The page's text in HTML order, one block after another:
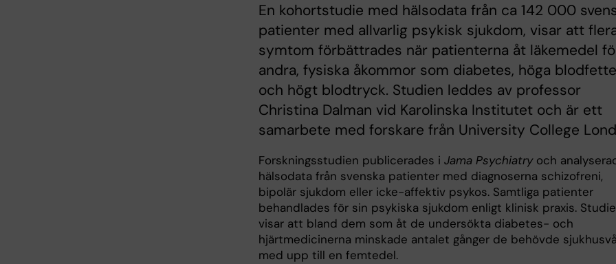
En kohortstudie med hälsodata från ca 142 000
patienter med allvarlig psykisk sjukdom, visar att
symtom förbättrades när patienterna åt läkemedel
andra, fysiska åkommor som diabetes, höga
och högt blodtryck. Studien leddes av professor
Christina Dalman vid Karolinska Institutet och är ett
samarbete med forskare från University College
Forskningsstudien publicerades i Jama Psychiatry och
hälsodata från svenska patienter med diagnoserna schizofreni,
bipolär sjukdom eller icke-affektiv psykos. Samtliga patienter
behandlades för sin psykiska sjukdom enligt klinisk praxis.
visar att bland dem som åt de undersökta diabetes- och
hjärtmedicinerna minskade antalet gånger de behövde
med upp till en femtedel.